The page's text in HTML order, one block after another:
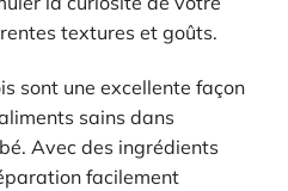
textures et goûts.
sont une excellente façon
sains dans
Avec des ingrédients
facilement